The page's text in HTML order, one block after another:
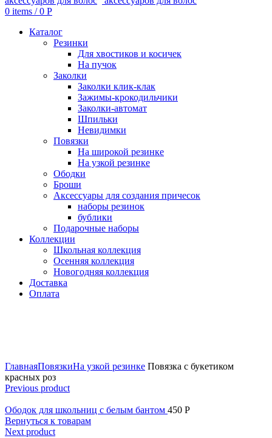
0 items / 0 Р
Каталог
Резинки
Для хвостиков и косичек
На пучок
Заколки
Заколки клик-клак
Зажимы-крокодильчики
Заколки-автомат
Шпильки
Невидимки
Повязки
На широкой резинке
На узкой резинке
Ободки
Броши
Аксессуары для создания причесок
наборы резинок
бублики
Подарочные наборы
Коллекции
Школьная коллекция
Осенняя коллекция
Новогодняя коллекция
Доставка
Оплата
ГлавнаяПовязкиНа узкой резинке Повязка с букетиком
красных роз
Previous product
Ободок для школьниц с белым бантом 450 Р
Вернуться к товарам
Next product